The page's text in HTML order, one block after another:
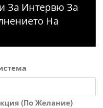
За Интервю За
На
(По Желание)